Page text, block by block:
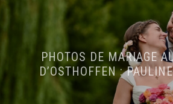
PHOTOS DE MARIAGE
D’OSTHOFFEN :